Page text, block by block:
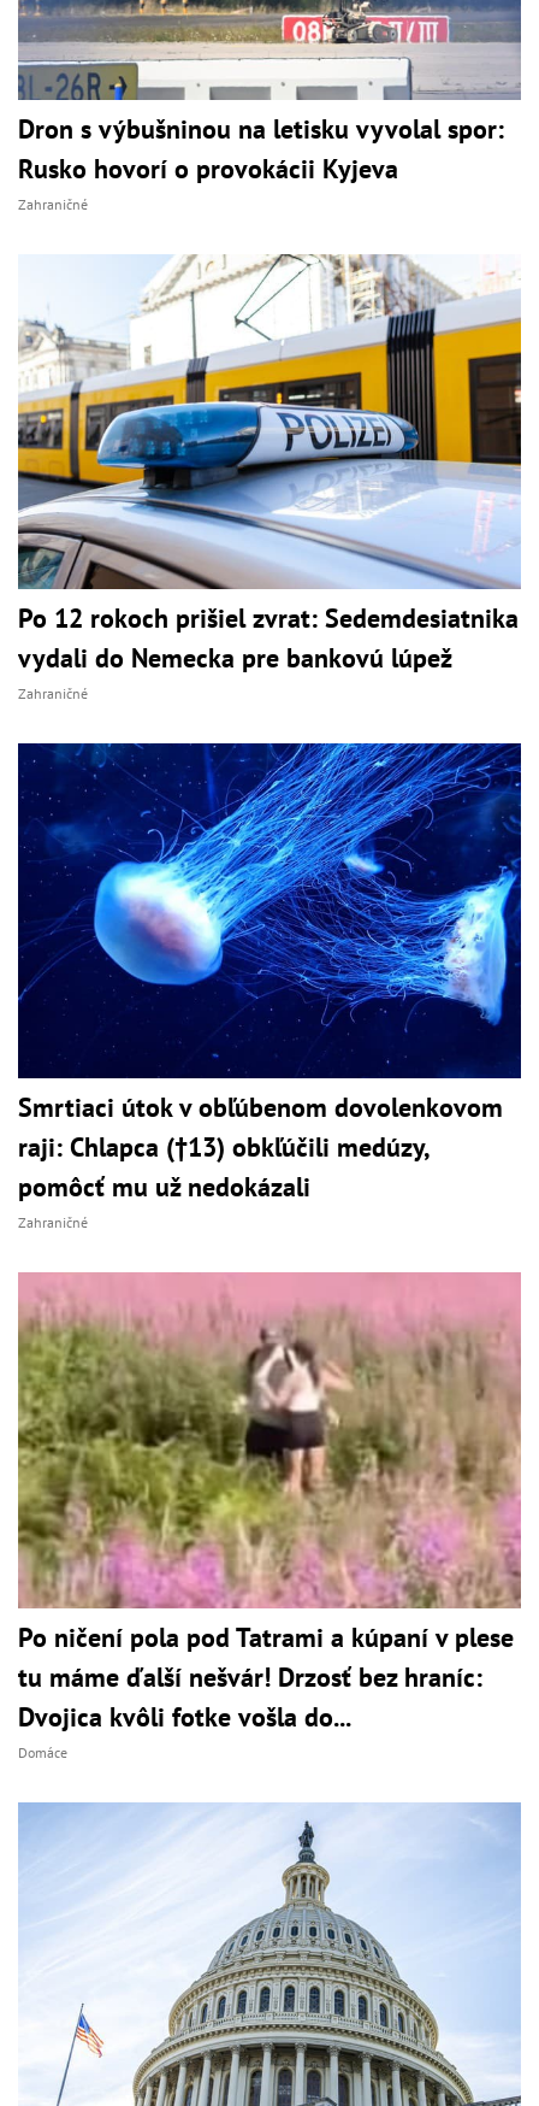
Dron s výbušninou na letisku vyvolal spor:
Rusko hovorí o provokácii Kyjeva
Zahraničné
Po 12 rokoch prišiel zvrat: Sedemdesiatnika
vydali do Nemecka pre bankovú lúpež
Zahraničné
Smrtiaci útok v obľúbenom dovolenkovom
raji: Chlapca (†13) obkľúčili medúzy,
pomôcť mu už nedokázali
Zahraničné
Po ničení pola pod Tatrami a kúpaní v plese
tu máme ďalší nešvár! Drzosť bez hraníc:
Dvojica kvôli fotke vošla do...
Domáce